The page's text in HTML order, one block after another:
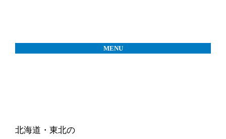
MENU
北海道・東北の